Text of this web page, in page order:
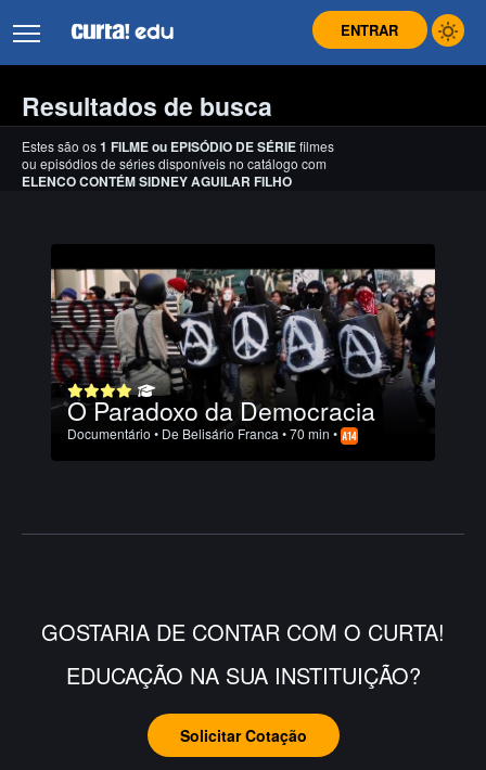
ENTRAR
Resultados de busca
Estes são os1 FILMEou EPISÓDIO DE SÉRIEfilmes
ou episódios de séries disponíveis no catálogo com
ELENCO CONTÉM SIDNEY AGUILAR FILHO
O Paradoxo da Democracia
Documentário • De Belisário Franca • 70 min •
GOSTARIA DE CONTAR COM O CURTA!
EDUCAÇÃO NA SUA INSTITUIÇÃO?
Solicitar Cotação